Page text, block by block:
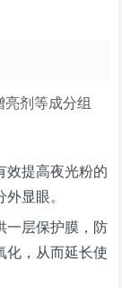
剂等成分组
效提高夜光粉的
显眼。
一层保护膜，防
化，从而延长使